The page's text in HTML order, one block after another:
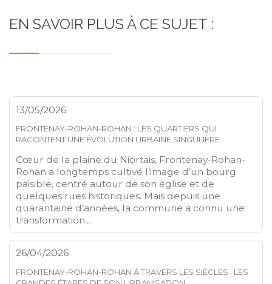
EN SAVOIR PLUS À CE SUJET :
13/05/2026
FRONTENAY-ROHAN-ROHAN : LES QUARTIERS QUI
RACONTENT UNE ÉVOLUTION URBAINE SINGULIÈRE
Cœur de la plaine du Niortais, Frontenay-Rohan-
Rohan a longtemps cultivé l’image d’un bourg
paisible, centré autour de son église et de
quelques rues historiques. Mais depuis une
quarantaine d’années, la commune a connu une
transformation...
26/04/2026
FRONTENAY-ROHAN-ROHAN À TRAVERS LES SIÈCLES : LES